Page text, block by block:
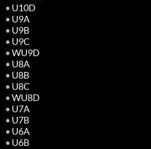
• U10D
• U9A
• U9B
• U9C
•WU9D
• U8A
• U8B
• U8C
•WU8D
• U7A
• U7B
• U6A
• U6B